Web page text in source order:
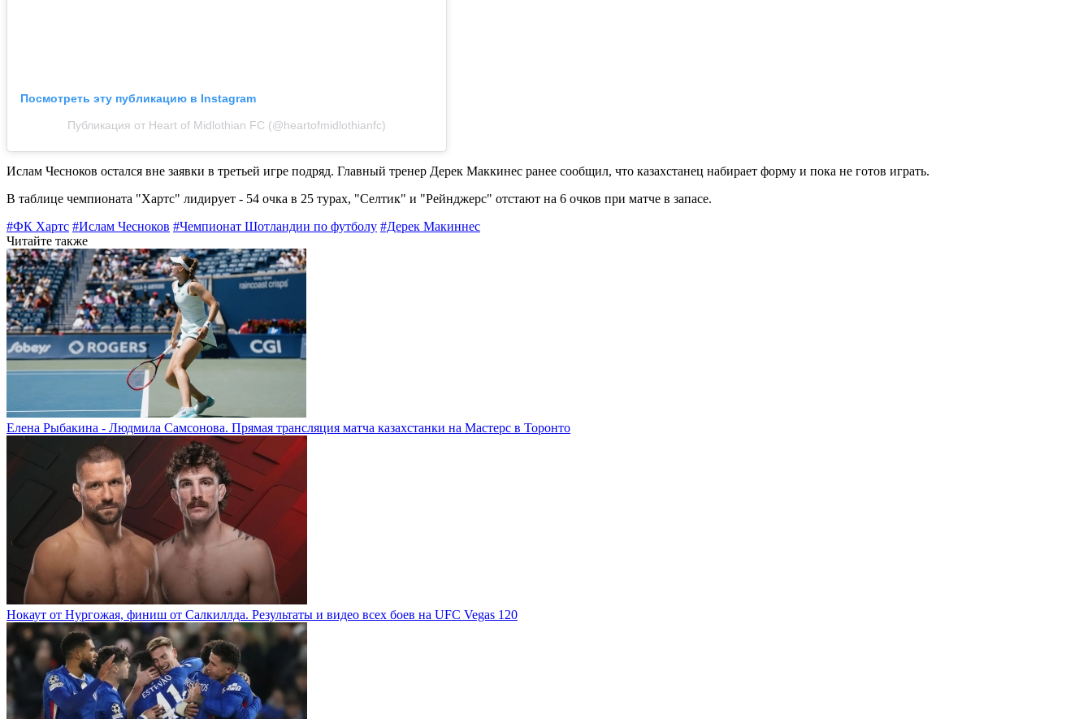
Посмотреть эту публикацию в Instagram
Публикация от Heart of Midlothian FC (@heartofmidlothianfc)
Ислам Чесноков остался вне заявки в третьей игре подряд. Главный тренер Дерек Маккинес ранее сообщил, что казахстанец набирает форму и пока не готов играть.
В таблице чемпионата "Хартс" лидирует - 54 очка в 25 турах, "Селтик" и "Рейнджерс" отстают на 6 очков при матче в запасе.
#ФК Хартс #Ислам Чесноков #Чемпионат Шотландии по футболу #Дерек Макиннес
Читайте также
Елена Рыбакина - Людмила Самсонова. Прямая трансляция матча казахстанки на Мастерс в Торонто
Нокаут от Нургожая, финиш от Салкиллда. Результаты и видео всех боев на UFC Vegas 120